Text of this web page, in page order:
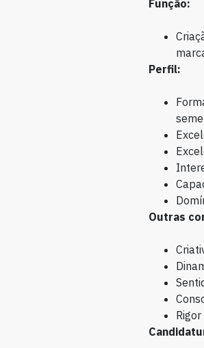
Função:
Perfil:
Outras